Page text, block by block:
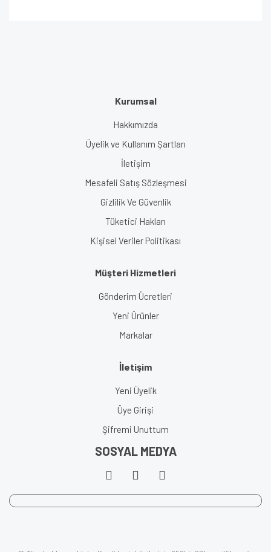
Kurumsal
Hakkımızda
Üyelik ve Kullanım Şartları
İletişim
Mesafeli Satış Sözleşmesi
Gizlilik Ve Güvenlik
Tüketici Hakları
Kişisel Veriler Politikası
Müşteri Hizmetleri
Gönderim Ücretleri
Yeni Ürünler
Markalar
İletişim
Yeni Üyelik
Üye Girişi
Şifremi Unuttum
SOSYAL MEDYA